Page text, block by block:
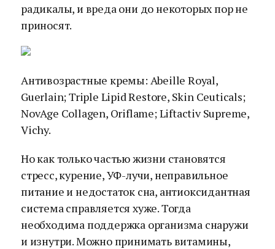
радикалы, и вреда они до некоторых пор не
приносят.
Антивозрастные кремы: Abeille Royal,
Guerlain; Triple Lipid Restore, Skin Ceuticals;
NovAge Collagen, Oriflame; Liftactiv Supreme,
Vichy.
Но как только частью жизни становятся
стресс, курение, УФ-лучи, неправильное
питание и недостаток сна, антиоксидантная
система справляется хуже. Тогда
необходима поддержка организма снаружи
и изнутри. Можно принимать витамины,